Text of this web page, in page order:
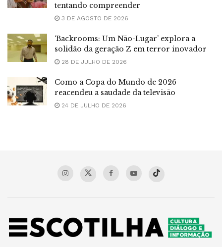
tentando compreender
3 DE AGOSTO DE 2026
‘Backrooms: Um Não-Lugar’ explora a
solidão da geração Z em terror inovador
28 DE JULHO DE 2026
Como a Copa do Mundo de 2026
reacendeu a saudade da televisão
24 DE JULHO DE 2026